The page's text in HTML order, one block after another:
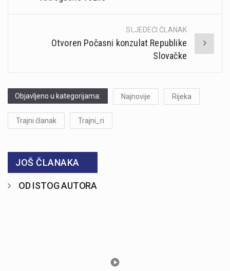
SLJEDEĆI ČLANAK
Otvoren Počasni konzulat Republike
Slovačke
Objavljeno u kategorijama: Najnovije Rijeka
Trajni članak Trajni_ri
JOŠ ČLANAKA
OD ISTOG AUTORA